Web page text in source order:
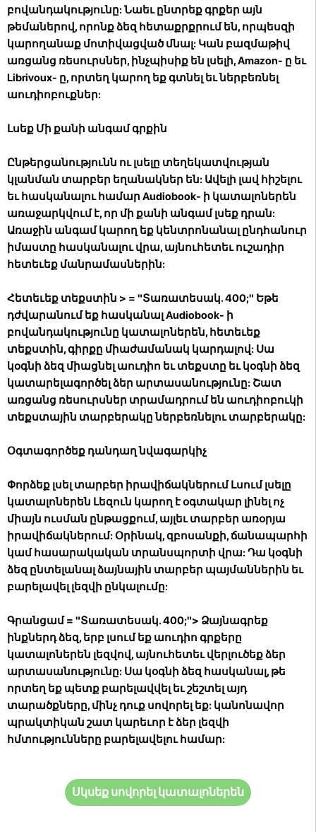
բովանդակությունը: Նաեւ ընտրեք գրքեր այն
թեմաներով, որոնք ձեզ հետաքրքրում են, որպեսզի
կարողանաք մոտիվացված մնալ: Կան բազմաթիվ
առցանց ռեսուրսներ, ինչպիսիք են լսելի, Amazon- ը եւ
Librivoux- ը, որտեղ կարող եք գտնել եւ ներբեռնել
աուդիոբուքներ:
Լսեք Մի քանի անգամ գրքին
Ընթերցանությունն ու լսելը տեղեկատվության
կլանման տարբեր եղանակներ են: Ավելի լավ հիշելու
եւ հասկանալու համար Audiobook- ի կատալոներեն
առաջարկվում է, որ մի քանի անգամ լսեք դրան:
Առաջին անգամ կարող եք կենտրոնանալ ընդհանուր
իմաստը հասկանալու վրա, այնուհետեւ ուշադիր
հետեւեք մանրամասներին:
Հետեւեք տեքստին > = "Տառատեսակ. 400;" Եթե
դժվարանում եք հասկանալ Audiobook- ի
բովանդակությունը կատալոներեն, հետեւեք
տեքստին, գիրքը միաժամանակ կարդալով: Սա
կօգնի ձեզ միացնել աուդիո եւ տեքստը եւ կօգնի ձեզ
կատարելագործել ձեր արտասանությունը: Շատ
առցանց ռեսուրսներ տրամադրում են աուդիոբուկի
տեքստային տարբերակը ներբեռնելու տարբերակը:
Օգտագործեք դանդաղ նվագարկիչ
Փորձեք լսել տարբեր իրավիճակներումԼսում լսելը
կատալոներեն Լեզուն կարող է օգտակար լինել ոչ
միայն ուսման ընթացքում, այլեւ տարբեր առօրյա
իրավիճակներում: Օրինակ, զբոսանքի, ճանապարհի
կամ հասարակական տրանսպորտի վրա: Դա կօգնի
ձեզ ընտելանալ ձայնային տարբեր պայմաններին եւ
բարելավել լեզվի ընկալումը:
Գրանցամ = "Տառատեսակ. 400;"> Ձայնագրեք
ինքներդ ձեզ, երբ լսում եք աուդիո գրքերը
կատալոներեն լեզվով, այնուհետեւ վերլուծեք ձեր
արտասանությունը: Սա կօգնի ձեզ հասկանալ, թե
որտեղ եք պետք բարելավվել եւ շեշտել այդ
տարածքները, մինչ դուք սովորել եք: կանոնավոր
պրակտիկան շատ կարեւոր է ձեր լեզվի
հմտությունները բարելավելու համար:
Սկսեք սովորել կատալոներեն